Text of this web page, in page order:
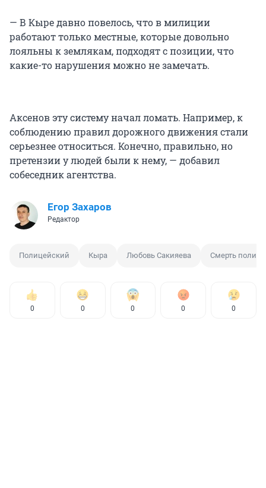
— В Кыре давно повелось, что в милиции
работают только местные, которые довольно
лояльны к землякам, подходят с позиции, что
какие-то нарушения можно не замечать.
Аксенов эту систему начал ломать. Например, к
соблюдению правил дорожного движения стали
серьезнее относиться. Конечно, правильно, но
претензии у людей были к нему, — добавил
собеседник агентства.
Егор Захаров
Редактор
Полицейский Кыра Любовь Сакияева Смерть
0 0 0 0 0